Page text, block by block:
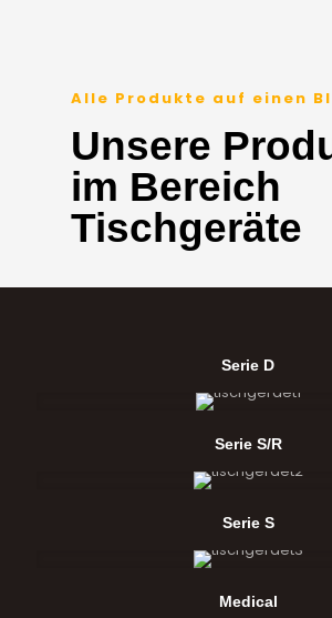
Alle Produkte auf einen
Unsere
im Bereich
Tischgeräte
Serie D
Serie S/R
Serie S
Medical